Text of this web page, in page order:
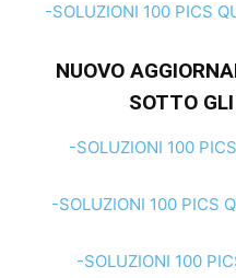
-SOLUZIONI 100 PICS
NUOVO
SOTTO
-SOLUZIONI 100
-SOLUZIONI 100 PICS
-SOLUZIONI 100